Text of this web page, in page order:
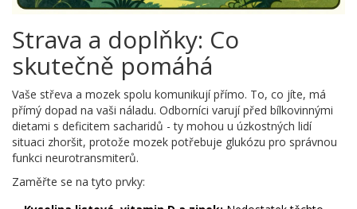
Strava a doplňky: Co
skutečně pomáhá
Vaše střeva a mozek spolu komunikují přímo. To, co jíte, má
přímý dopad na vaši náladu. Odborníci varují před bílkovinnými
dietami s deficitem sacharidů - ty mohou u úzkostných lidí
situaci zhoršit, protože mozek potřebuje glukózu pro správnou
funkci neurotransmiterů.
Zaměřte se na tyto prvky: